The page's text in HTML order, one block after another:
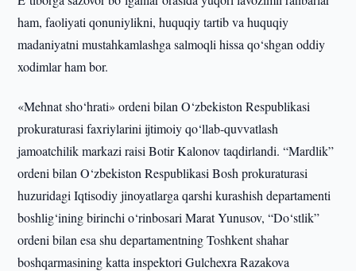
ham, faoliyati qonuniylikni, huquqiy tartib va huquqiy
madaniyatni mustahkamlashga salmoqli hissa qo‘shgan oddiy
xodimlar ham bor.
«Mehnat sho‘hrati» ordeni bilan O‘zbekiston Respublikasi
prokuraturasi faxriylarini ijtimoiy qo‘llab-quvvatlash
jamoatchilik markazi raisi Botir Kalonov taqdirlandi. “Mardlik”
ordeni bilan O‘zbekiston Respublikasi Bosh prokuraturasi
huzuridagi Iqtisodiy jinoyatlarga qarshi kurashish departamenti
boshlig‘ining birinchi o‘rinbosari Marat Yunusov, “Do‘stlik”
ordeni bilan esa shu departamentning Toshkent shahar
boshqarmasining katta inspektori Gulchexra Razakova